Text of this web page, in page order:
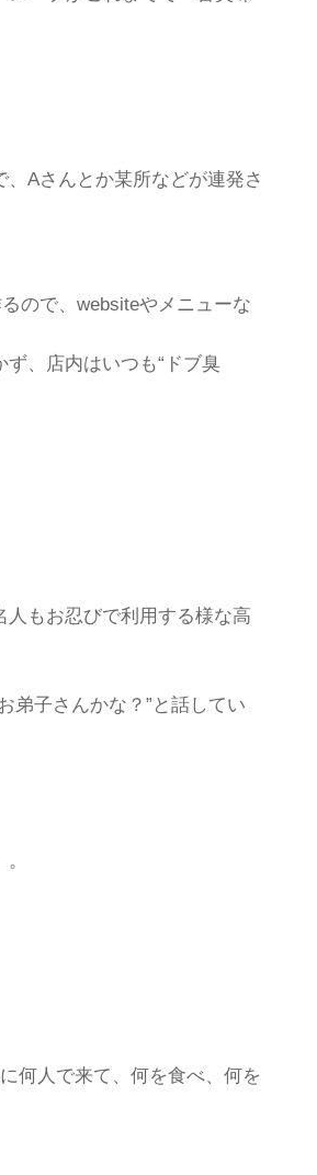
Aさんとか某所などが連発さ
ので、websiteやメニューな
、店内はいつも“ドブ臭
もお忍びで利用する様な高
弟子さんかな？”と話してい
何人で来て、何を食べ、何を